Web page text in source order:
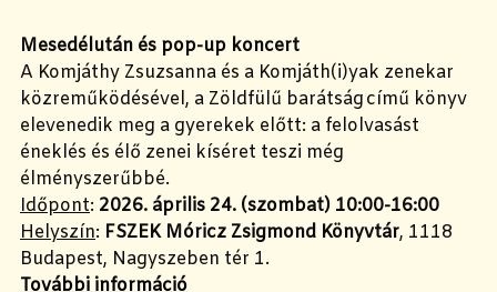
Mesedélután és pop-up koncert
A Komjáthy Zsuzsanna és a Komjáth(i)yak zenekar
közreműködésével, a Zöldfülű barátság című könyv
elevenedik meg a gyerekek előtt: a felolvasást
éneklés és élő zenei kíséret teszi még
élményszerűbbé.
Időpont: 2026. április 24. (szombat) 10:00-16:00
Helyszín: FSZEK Móricz Zsigmond Könyvtár, 1118
Budapest, Nagyszeben tér 1.
További információ